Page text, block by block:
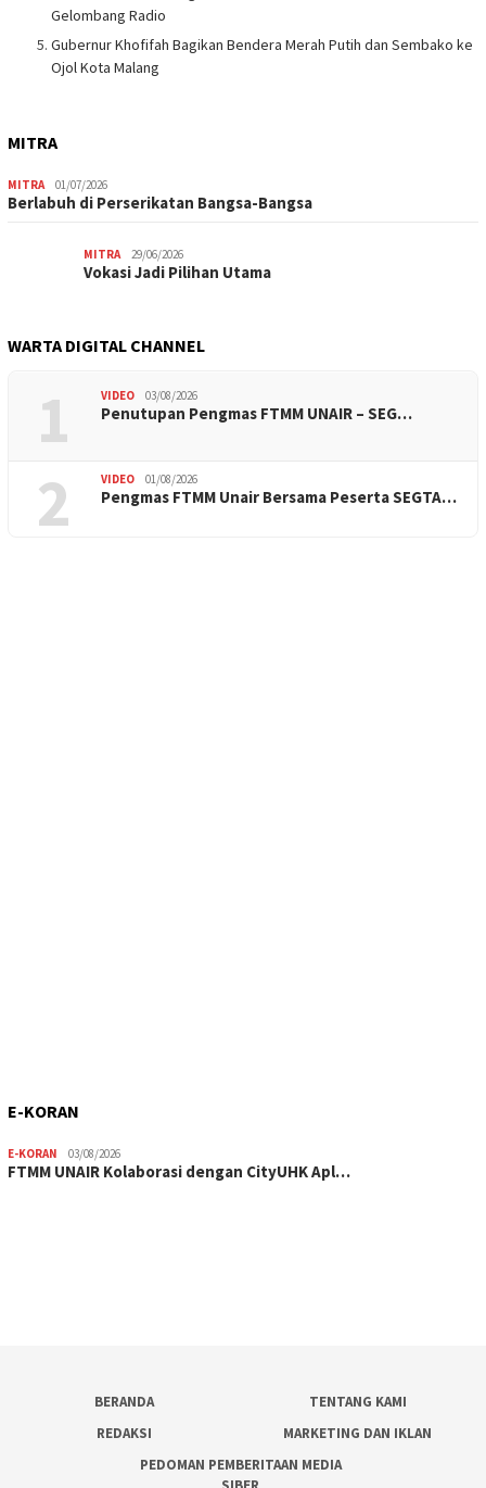
Gelombang Radio
Gubernur Khofifah Bagikan Bendera Merah Putih dan Sembako ke
Ojol Kota Malang
MITRA
MITRA 01/07/2026
Berlabuh di Perserikatan Bangsa-Bangsa
MITRA 29/06/2026
Vokasi Jadi Pilihan Utama
WARTA DIGITAL CHANNEL
1 VIDEO 03/08/2026
Penutupan Pengmas FTMM UNAIR – SEG…
2 VIDEO 01/08/2026
Pengmas FTMM Unair Bersama Peserta SEGTA…
E-KORAN
E-KORAN 03/08/2026
FTMM UNAIR Kolaborasi dengan CityUHK Apl…
BERANDA
TENTANG KAMI
REDAKSI
MARKETING DAN IKLAN
PEDOMAN PEMBERITAAN MEDIA